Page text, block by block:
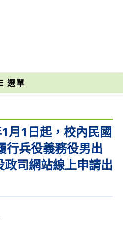
選單
月1日起，校內民國
行兵役義務役男出
司網站線上申請出